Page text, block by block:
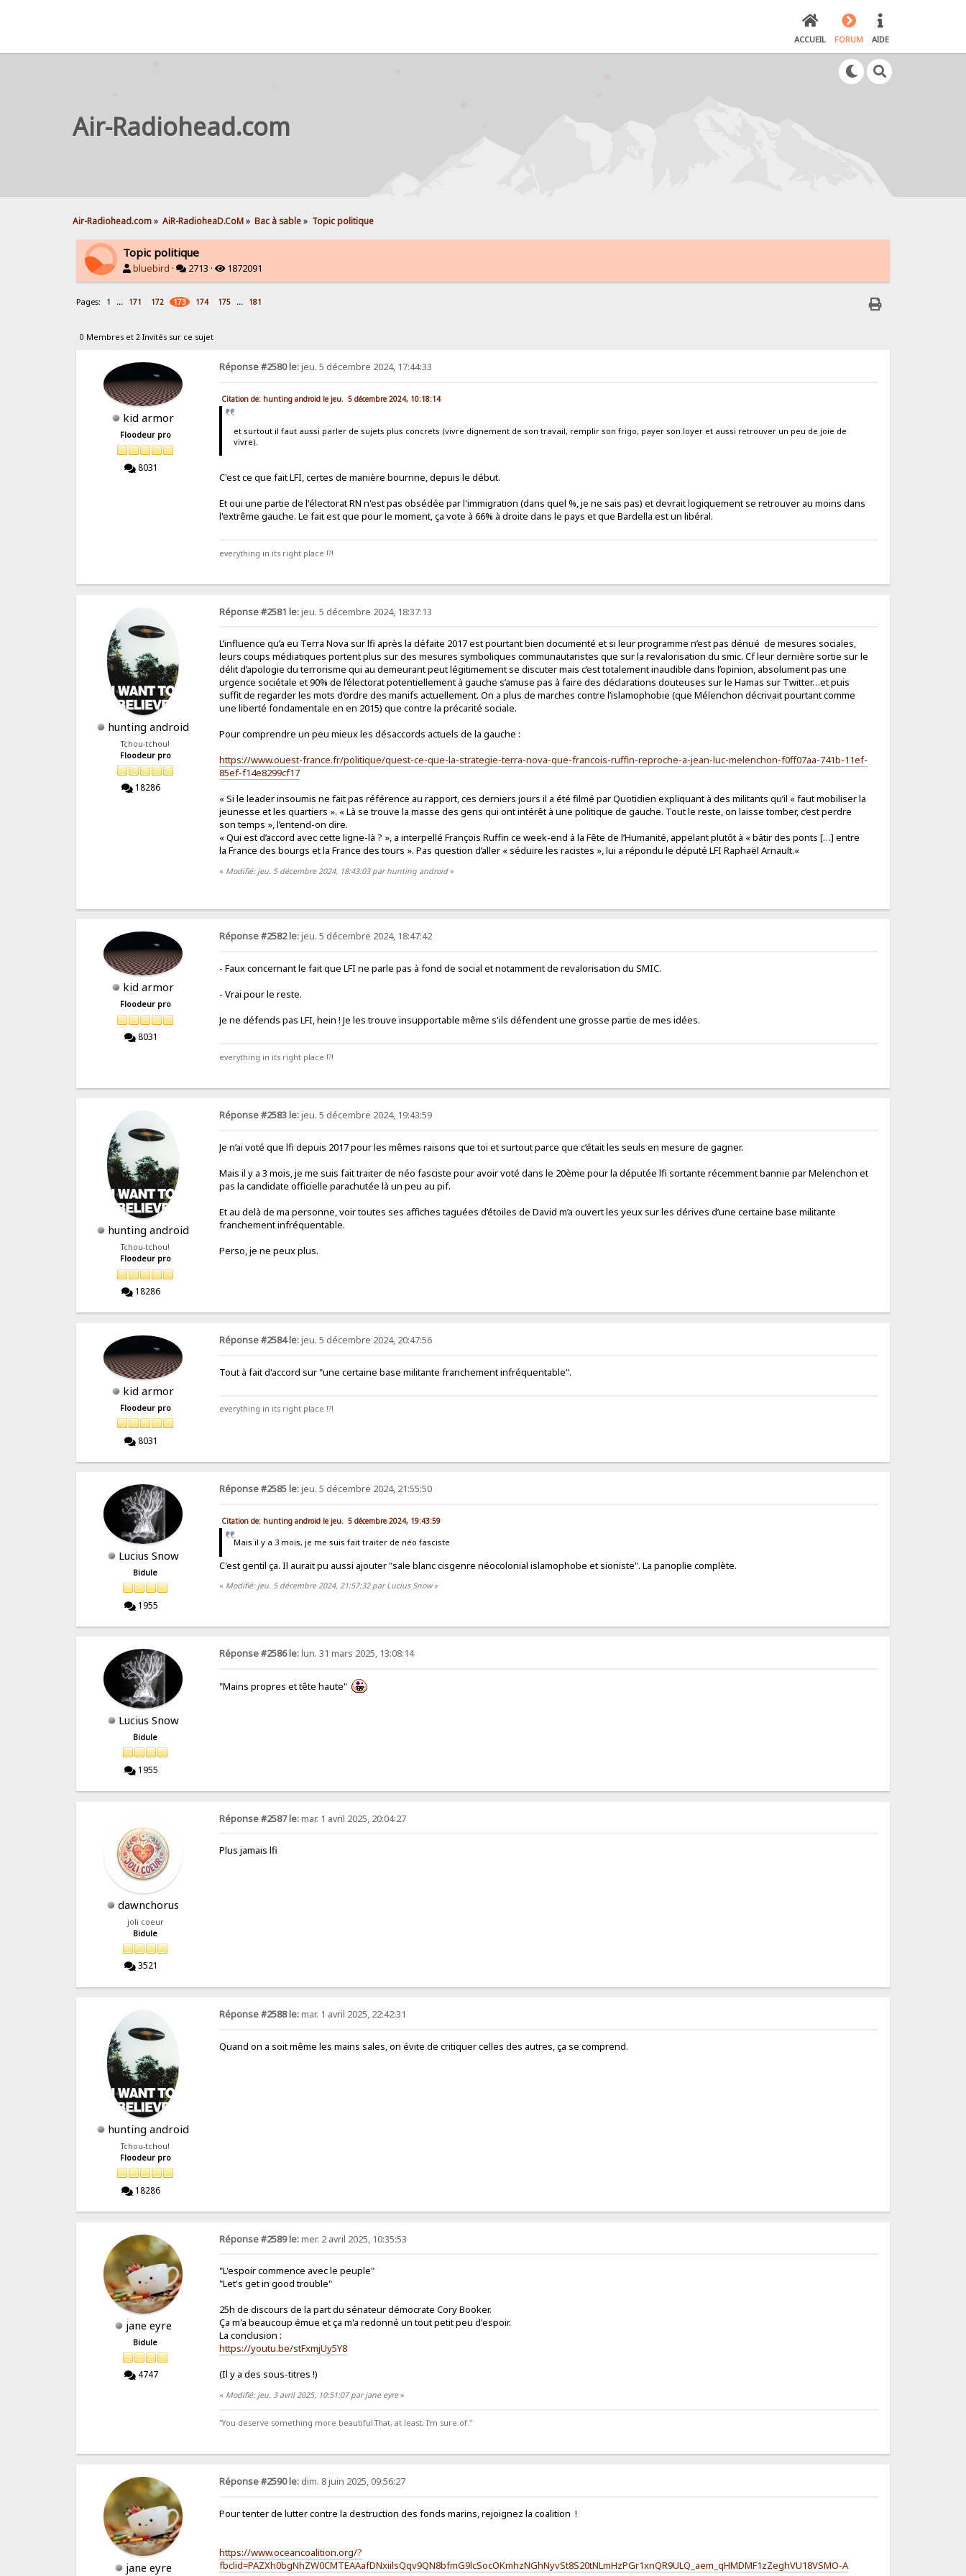
ACCUEIL FORUM AIDE
Air-Radiohead.com
Air-Radiohead.com» AiR-RadioheaD.CoM» Bac à sable» Topic politique
Topic politique
bluebird · 2713 · 1872091
Pages: 1 ... 171 172 173 174 175 ... 181
0 Membres et 2 Invités sur ce sujet
kid armor
Floodeur pro
8031
Réponse #2580 le:jeu. 5 décembre 2024, 17:44:33
Citation de: hunting android le jeu. 5 décembre 2024, 10:18:14
et surtout il faut aussi parler de sujets plus concrets (vivre dignement de son travail, remplir son frigo, payer son loyer et aussi retrouver un peu de joie de
vivre).
C'est ce que fait LFI, certes de manière bourrine, depuis le début.
Et oui une partie de l'électorat RN n'est pas obsédée par l'immigration (dans quel %, je ne sais pas) et devrait logiquement se retrouver au moins dans
l'extrême gauche. Le fait est que pour le moment, ça vote à 66% à droite dans le pays et que Bardella est un libéral.
everything in its right place !?!
hunting android
Tchou-tchou!
Floodeur pro
18286
Réponse #2581 le:jeu. 5 décembre 2024, 18:37:13
L’influence qu’a eu Terra Nova sur lfi après la défaite 2017 est pourtant bien documenté et si leur programme n’est pas dénué de mesures sociales,
leurs coups médiatiques portent plus sur des mesures symboliques communautaristes que sur la revalorisation du smic. Cf leur dernière sortie sur le
délit d’apologie du terrorisme qui au demeurant peut légitimement se discuter mais c’est totalement inaudible dans l’opinion, absolument pas une
urgence sociétale et 90% de l’électorat potentiellement à gauche s’amuse pas à faire des déclarations douteuses sur le Hamas sur Twitter…et puis
suffit de regarder les mots d’ordre des manifs actuellement. On a plus de marches contre l’islamophobie (que Mélenchon décrivait pourtant comme
une liberté fondamentale en en 2015) que contre la précarité sociale.
Pour comprendre un peu mieux les désaccords actuels de la gauche :
https://www.ouest-france.fr/politique/quest-ce-que-la-strategie-terra-nova-que-francois-ruffin-reproche-a-jean-luc-melenchon-f0ff07aa-741b-11ef-
85ef-f14e8299cf17
« Si le leader insoumis ne fait pas référence au rapport, ces derniers jours il a été filmé par Quotidien expliquant à des militants qu’il « faut mobiliser la
jeunesse et les quartiers ». « Là se trouve la masse des gens qui ont intérêt à une politique de gauche. Tout le reste, on laisse tomber, c’est perdre
son temps », l’entend-on dire.
« Qui est d’accord avec cette ligne-là ? », a interpellé François Ruffin ce week-end à la Fête de l’Humanité, appelant plutôt à « bâtir des ponts […] entre
la France des bourgs et la France des tours ». Pas question d’aller « séduire les racistes », lui a répondu le député LFI Raphaël Arnault.«
« Modifié: jeu. 5 décembre 2024, 18:43:03 par hunting android»
kid armor
Floodeur pro
8031
Réponse #2582 le:jeu. 5 décembre 2024, 18:47:42
- Faux concernant le fait que LFI ne parle pas à fond de social et notamment de revalorisation du SMIC.
- Vrai pour le reste.
Je ne défends pas LFI, hein ! Je les trouve insupportable même s'ils défendent une grosse partie de mes idées.
everything in its right place !?!
hunting android
Tchou-tchou!
Floodeur pro
18286
Réponse #2583 le:jeu. 5 décembre 2024, 19:43:59
Je n’ai voté que lfi depuis 2017 pour les mêmes raisons que toi et surtout parce que c’était les seuls en mesure de gagner.
Mais il y a 3 mois, je me suis fait traiter de néo fasciste pour avoir voté dans le 20ème pour la députée lfi sortante récemment bannie par Melenchon et
pas la candidate officielle parachutée là un peu au pif.
Et au delà de ma personne, voir toutes ses affiches taguées d’étoiles de David m’a ouvert les yeux sur les dérives d’une certaine base militante
franchement infréquentable.
Perso, je ne peux plus.
kid armor
Floodeur pro
8031
Réponse #2584 le:jeu. 5 décembre 2024, 20:47:56
Tout à fait d'accord sur "une certaine base militante franchement infréquentable".
everything in its right place !?!
Lucius Snow
Bidule
1955
Réponse #2585 le:jeu. 5 décembre 2024, 21:55:50
Citation de: hunting android le jeu. 5 décembre 2024, 19:43:59
Mais il y a 3 mois, je me suis fait traiter de néo fasciste
C'est gentil ça. Il aurait pu aussi ajouter "sale blanc cisgenre néocolonial islamophobe et sioniste". La panoplie complète.
« Modifié: jeu. 5 décembre 2024, 21:57:32 par Lucius Snow»
Lucius Snow
Bidule
1955
Réponse #2586 le:lun. 31 mars 2025, 13:08:14
"Mains propres et tête haute"
dawnchorus
joli coeur
Bidule
3521
Réponse #2587 le:mar. 1 avril 2025, 20:04:27
Plus jamais lfi
hunting android
Tchou-tchou!
Floodeur pro
18286
Réponse #2588 le:mar. 1 avril 2025, 22:42:31
Quand on a soit même les mains sales, on évite de critiquer celles des autres, ça se comprend.
jane eyre
Bidule
4747
Réponse #2589 le:mer. 2 avril 2025, 10:35:53
"L'espoir commence avec le peuple"
"Let's get in good trouble"
25h de discours de la part du sénateur démocrate Cory Booker.
Ça m'a beaucoup émue et ça m'a redonné un tout petit peu d'espoir.
La conclusion :
https://youtu.be/stFxmjUy5Y8
(Il y a des sous-titres !)
« Modifié: jeu. 3 avril 2025, 10:51:07 par jane eyre»
"You deserve something more beautiful.That, at least, I'm sure of."
jane eyre
Réponse #2590 le: dim. 8 juin 2025, 09:56:27
Pour tenter de lutter contre la destruction des fonds marins, rejoignez la coalition !
https://www.oceancoalition.org/?
fbclid=PAZXh0bgNhZW0CMTEAAafDNxiilsQqv9QN8bfmG9lcSocOKmhzNGhNyvSt8S20tNLmHzPGr1xnQR9ULQ_aem_qHMDMF1zZeghVU18VSMO-A